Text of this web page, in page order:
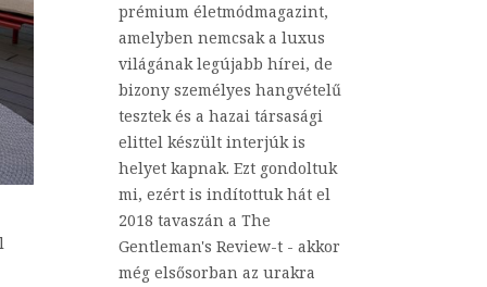
prémium életmódmagazint,
amelyben nemcsak a luxus
világának legújabb hírei, de
bizony személyes hangvételű
tesztek és a hazai társasági
elittel készült interjúk is
helyet kapnak. Ezt gondoltuk
mi, ezért is indítottuk hát el
2018 tavaszán a The
Gentleman's Review-t - akkor
még elsősorban az urakra